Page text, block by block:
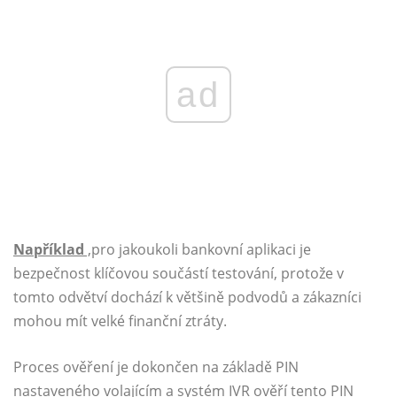
ad
Například ,pro jakoukoli bankovní aplikaci je
bezpečnost klíčovou součástí testování, protože v
tomto odvětví dochází k většině podvodů a zákazníci
mohou mít velké finanční ztráty.
Proces ověření je dokončen na základě PIN
nastaveného volajícím a systém IVR ověří tento PIN